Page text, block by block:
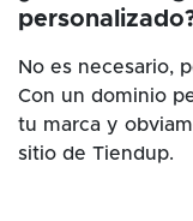
No es necesario,
Con un dominio
tu marca y
sitio de Tiendup.